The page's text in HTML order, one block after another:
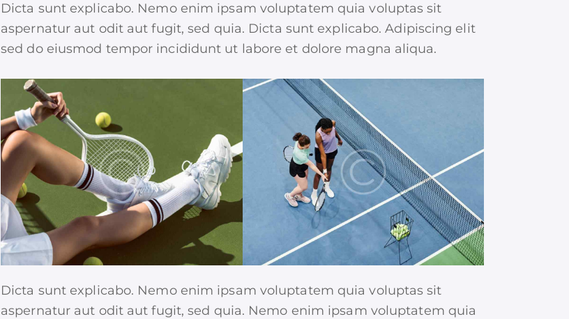
Dicta sunt explicabo. Nemo enim ipsam voluptatem quia voluptas sit
aspernatur aut odit aut fugit, sed quia. Dicta sunt explicabo. Adipiscing elit
sed do eiusmod tempor incididunt ut labore et dolore magna aliqua.
Dicta sunt explicabo. Nemo enim ipsam voluptatem quia voluptas sit
aspernatur aut odit aut fugit, sed quia. Nemo enim ipsam voluptatem quia